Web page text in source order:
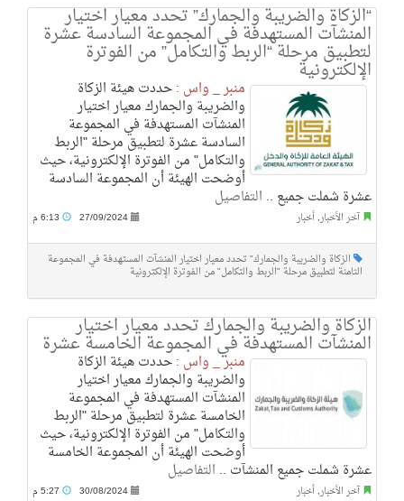
“الزكاة والضريبة والجمارك” تحدد معيار اختيار
المنشآت المستهدفة في المجموعة السادسة عشرة
لتطبيق مرحلة “الربط والتكامل” من الفوترة
الإلكترونية
منبر _ واس :حددت هيئة الزكاة
والضريبة والجمارك معيار اختيار
المنشآت المستهدفة في المجموعة
السادسة عشرة لتطبيق مرحلة "الربط
والتكامل" من الفوترة الإلكترونية، حيث
أوضحت الهيئة أن المجموعة السادسة
عشرة شملت جميع .. التفاصيل
آخر الأخبار, أخبار 27/09/2024
الزكاة والضريبة والجمارك" تحدد معيار اختيار المنشآت المستهدفة في المجموعة
الثامنة لتطبيق مرحلة "الربط والتكامل" من الفوترة الإلكترونية
الزكاة والضريبة والجمارك تحدد معيار اختيار
المنشآت المستهدفة في المجموعة الخامسة عشرة
منبر _ واس :حددت هيئة الزكاة
والضريبة والجمارك معيار اختيار
المنشآت المستهدفة في المجموعة
الخامسة عشرة لتطبيق مرحلة "الربط
والتكامل" من الفوترة الإلكترونية، حيث
أوضحت الهيئة أن المجموعة الخامسة
عشرة شملت جميع المنشآت .. التفاصيل
آخر الأخبار, أخبار 30/08/2024